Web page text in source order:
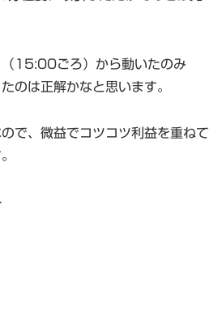
（15:00ごろ）から動いたのみ
のは正解かなと思います。
で、微益でコツコツ利益を重ねて